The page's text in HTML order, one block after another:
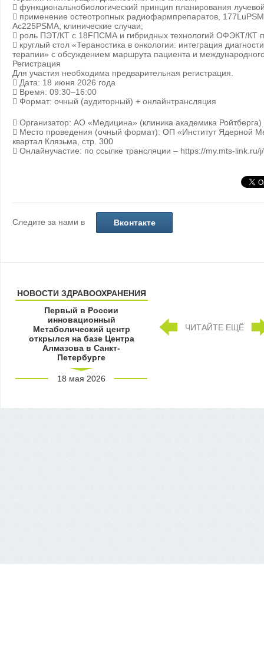
 функциональнобиологический принцип планирования
 применение остеотропных радиофармпрепаратов,
Ac225PSMA, клинические случаи;
 роль ПЭТ/КТ с 18FПСМА и гибридных технологий ОФЭКТ/КТ
 круглый стол «Тераностика в онкологии: интеграция
терапии» с обсуждением маршрута пациента и
Регистрация
Для участия необходима предварительная регистрация.
 Дата: 18 июня 2026 года
 Время: 09:30–16:00
 Формат: очный (аудиторный) + онлайнтрансляция
 Организатор: АО «Медицина» (клиника академика Ройтберга)
 Место проведения (очный формат): ОП «Институт Ядерной
квартал Клязьма, стр. 300
 Онлайнучастие: по ссылке трансляции – https://my.mts-
Следите за нами в Вконтакте
НОВОСТИ ЗДРАВООХРАНЕНИЯ
Первый в России
инновационный
Метаболический центр
открылся на базе Центра
Алмазова в Санкт-
Петербурге
18 мая 2026
ЧИТАЙТЕ ЕЩЁ